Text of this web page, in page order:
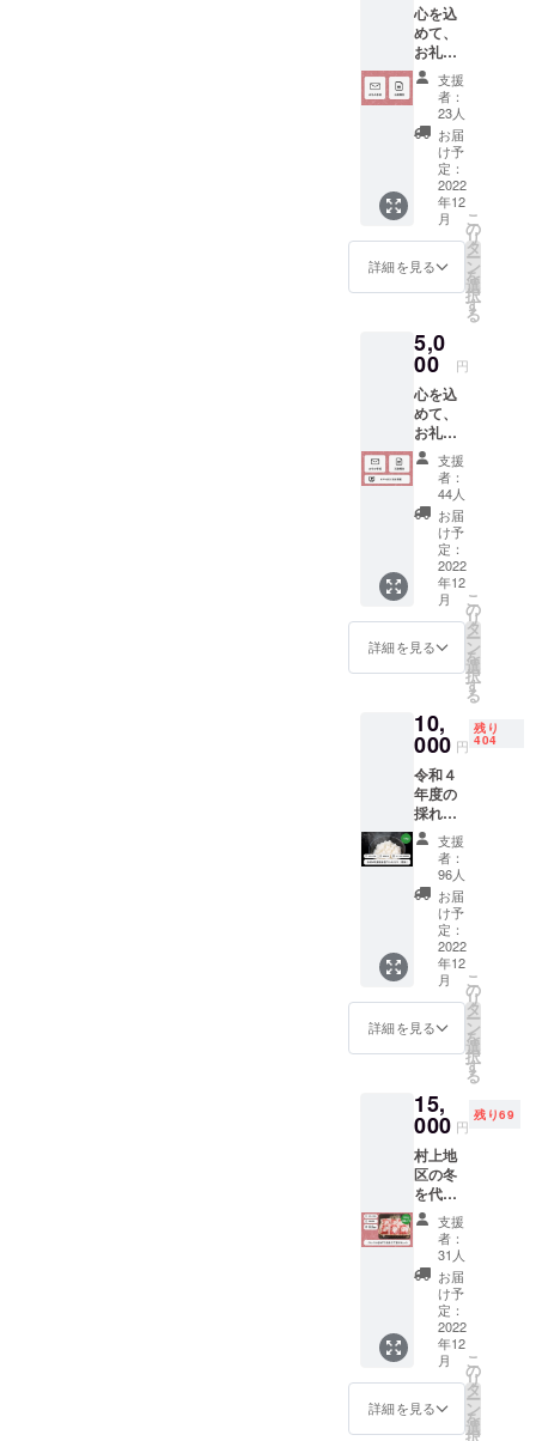
心を込
めて、
お礼の
お手紙
と活動
報告を
お送り
しま
す。 ＜
内容＞
・お礼
のお手
紙 ・活
動報告
＜お届
け予
姿＞ ・
お礼の
お手
紙：２
０２２
年１２
月・郵
送 ・活
動報
告
：２０
２３年
２月・
メール
＜その
他＞ ・
お一人
入が可
能で
す。 ・
複数購
入の場
合、お
手紙と
活動報
告は一
通とさ
せてい
ただき
ます。
支援
者：
23人
お届
け予
定：
2022
年12
月
詳細を見る
こ
の
リ
タ
ー
ン
を
選
択
す
る
5,0
00 円
心を込
めて、
お礼の
お手紙
と活動
報告を
お送り
しま
す。 あ
わせて
弊社
ホーム
ページ
に、ご
支援者
様のお
掲載さ
せてい
ただき
ます。
＜内容
＞ ・お
礼のお
手紙 ・
活動報
告 ・
ホーム
ページ
へのお
名前掲
載（任
意） ＜
お届け
のお手
紙：２
０２２
年１２
月・郵
送 ・活
動報
告
：２０
２３年
２月・
メール
・ホー
ムペー
ジへの
お名前
掲載：
支援
者：
44人
お届
け予
定：
2022
年12
月
詳細を見る
こ
の
リ
タ
ー
ン
を
選
択
す
る
10,
000 円
残り
404
令和４
年度の
採れた
ての岩
船産コ
シヒカ
リを５
キロお
送りし
ます。
例年、
実りの
時期を
迎える
と「い
ろむす
屋」、
「いろ
むすび
の宿」
で提供
してい
たお米
です
が、今
年は休
業を余
儀なく
され、
心待ち
にして
いた新
米をお
支援
者：
96人
お届
け予
定：
2022
年12
月
詳細を見る
こ
の
リ
タ
ー
ン
を
選
択
す
る
15,
000 円
残り69
村上地
区の冬
を代表
する郷
土料理
の赤カ
ブ漬け
です。
「焼
畑」と
呼ばれ
る伝統
的な農
法で栽
培され
支援
者：
31人
お届
け予
定：
2022
年12
月
詳細を見る
こ
の
リ
タ
ー
ン
を
選
択